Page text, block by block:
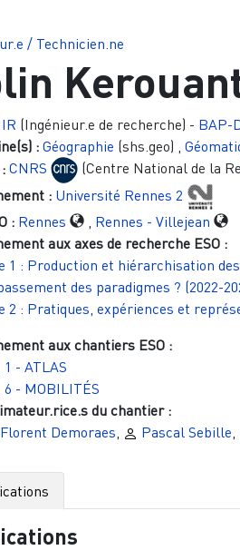
/ Technicien.ne
IR (Ingénieur.e de recherche) - BAP-
: Géographie (shs.geo)
CNRS
(Centre National de la
: Université Rennes 2
: Rennes , Rennes - Villejean
aux axes de recherche ESO :
1 : Production et hiérarchisation
des paradigmes ? (2022-
2 : Pratiques, expériences et
aux chantiers ESO :
1 - ATLAS
6 - MOBILITÉS
du chantier
Florent Demoraes, Pascal Sebille,